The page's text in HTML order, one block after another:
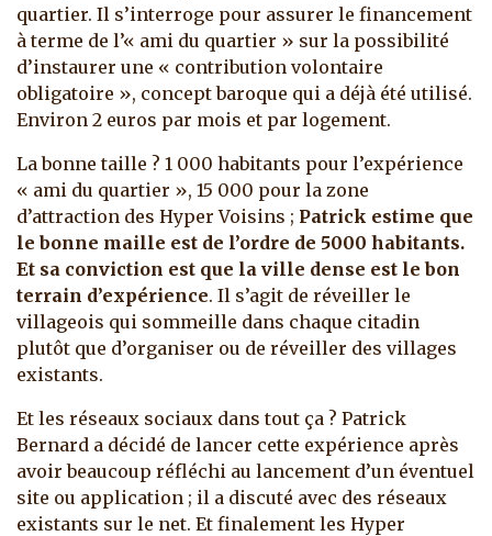
quartier. Il s’interroge pour assurer le financement
à terme de l’« ami du quartier » sur la possibilité
d’instaurer une « contribution volontaire
obligatoire », concept baroque qui a déjà été utilisé.
Environ 2 euros par mois et par logement.
La bonne taille ? 1 000 habitants pour l’expérience
« ami du quartier », 15 000 pour la zone
d’attraction des Hyper Voisins ; Patrick estime que
le bonne maille est de l’ordre de 5000 habitants.
Et sa conviction est que la ville dense est le bon
terrain d’expérience. Il s’agit de réveiller le
villageois qui sommeille dans chaque citadin
plutôt que d’organiser ou de réveiller des villages
existants.
Et les réseaux sociaux dans tout ça ? Patrick
Bernard a décidé de lancer cette expérience après
avoir beaucoup réfléchi au lancement d’un éventuel
site ou application ; il a discuté avec des réseaux
existants sur le net. Et finalement les Hyper